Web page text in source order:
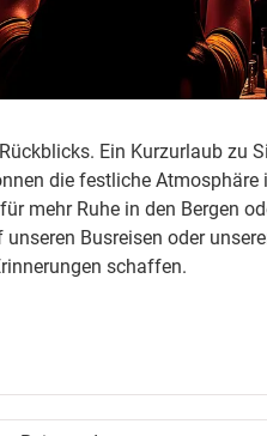
Ein Kurzurlaub zu
die festliche
mehr Ruhe in den Bergen
Busreisen oder
schaffen.